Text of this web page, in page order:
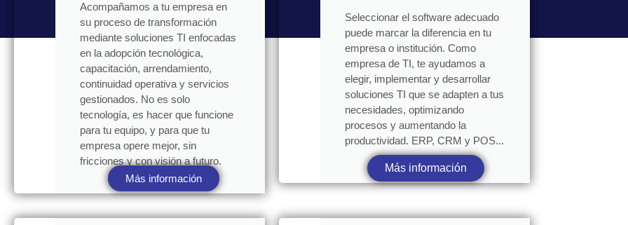
Acompañamos a tu empresa en
su proceso de transformación
mediante soluciones TI enfocadas
en la adopción tecnológica,
capacitación, arrendamiento,
continuidad operativa y servicios
gestionados. No es solo
tecnología, es hacer que funcione
para tu equipo, y para que tu
empresa opere mejor, sin
fricciones y con visión a futuro.
Más información
Seleccionar el software adecuado
puede marcar la diferencia en tu
empresa o institución. Como
empresa de TI, te ayudamos a
elegir, implementar y desarrollar
soluciones TI que se adapten a tus
necesidades, optimizando
procesos y aumentando la
productividad. ERP, CRM y POS...
Más información